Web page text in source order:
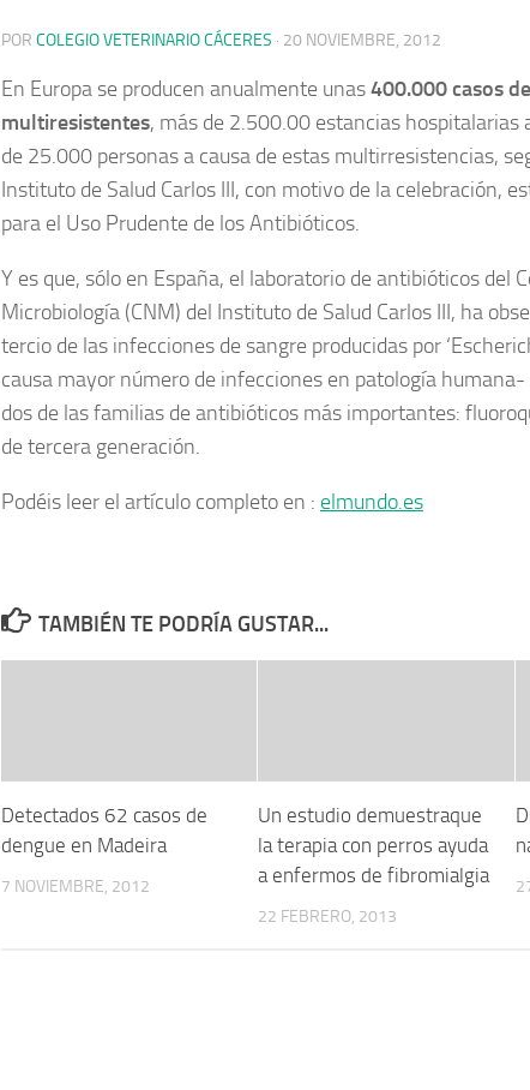
POR COLEGIO VETERINARIO CÁCERES · 20 NOVIEMBRE, 2012
En Europa se producen anualmente unas400.000 casos
multiresistentes, más de 2.500.00 estancias hospitalarias
de 25.000 personas a causa de estas multirresistencias,
Instituto de Salud Carlos III, con motivo de la celebración,
para el Uso Prudente de los Antibióticos.
Y es que, sólo en España, el laboratorio de antibióticos del
Microbiología (CNM) del Instituto de Salud Carlos III, ha
tercio de las infecciones de sangre producidas por
causa mayor número de infecciones en patología humana-
dos de las familias de antibióticos más importantes:
de tercera generación.
Podéis leer el artículo completo en : elmundo.es
TAMBIÉN TE PODRÍA GUSTAR...
Detectados 62 casos de
dengue en Madeira
7 NOVIEMBRE, 2012
Un estudio demuestraque
la terapia con perros ayuda
a enfermos de fibromialgia
22 FEBRERO, 2013